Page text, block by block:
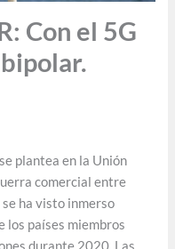
Con el 5G
plantea en la Unión
comercial entre
se ha visto inmerso
los países miembros
durante 2020. Las